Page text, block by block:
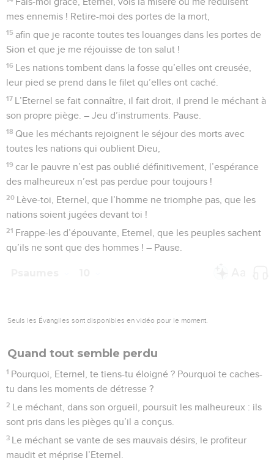
mes ennemis ! Retire-moi des portes de la mort,
15 afin que je raconte toutes tes louanges dans les portes de
Sion et que je me réjouisse de ton salut !
16 Les nations tombent dans la fosse qu’elles ont creusée,
leur pied se prend dans le filet qu’elles ont caché.
17 L’Eternel se fait connaître, il fait droit, il prend le méchant à
son propre piège. – Jeu d’instruments. Pause.
18 Que les méchants rejoignent le séjour des morts avec
toutes les nations qui oublient Dieu,
19 car le pauvre n’est pas oublié définitivement, l’espérance
des malheureux n’est pas perdue pour toujours !
20 Lève-toi, Eternel, que l’homme ne triomphe pas, que les
nations soient jugées devant toi !
21 Frappe-les d’épouvante, Eternel, que les peuples sachent
qu’ils ne sont que des hommes ! – Pause.
Seuls les Évangiles sont disponibles en vidéo pour le moment.
Quand tout semble perdu
1 Pourquoi, Eternel, te tiens-tu éloigné ? Pourquoi te caches-
tu dans les moments de détresse ?
2 Le méchant, dans son orgueil, poursuit les malheureux : ils
sont pris dans les pièges qu’il a conçus.
3 Le méchant se vante de ses mauvais désirs, le profiteur
maudit et méprise l’Eternel.